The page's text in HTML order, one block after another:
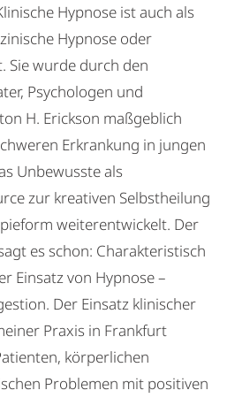
Hypnose ist auch als
Hypnose oder
Sie wurde durch den
Psychologen und
H. Erickson maßgeblich
Erkrankung in jungen
Unbewusste als
zur kreativen Selbstheilung
weiterentwickelt. Der
es schon: Charakteristisch
Einsatz von Hypnose –
Der Einsatz klinischer
Praxis in Frankfurt
körperlichen
Problemen mit positiven